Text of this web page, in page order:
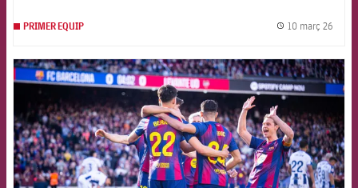
PRIMER EQUIP 10 març 26
FCB Barcelona badge